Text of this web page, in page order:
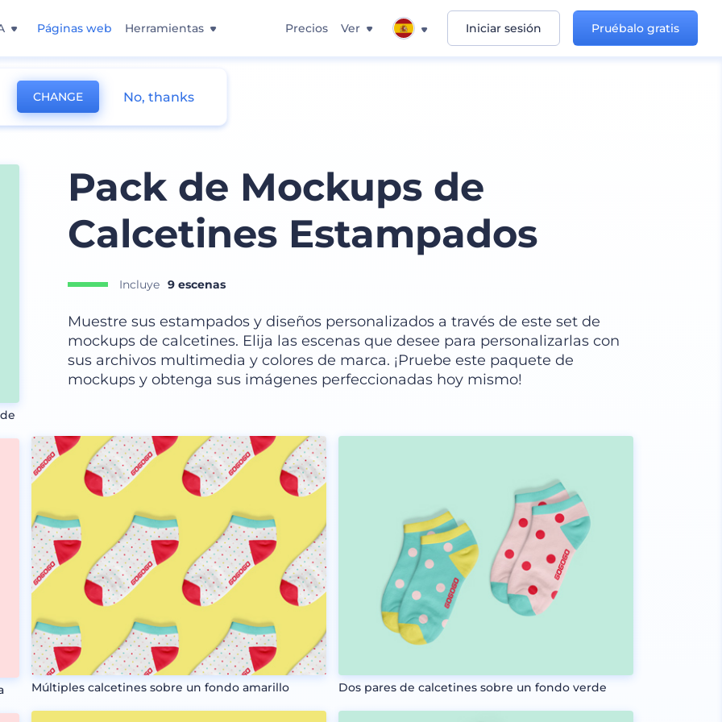
Páginas web Herramientas Precios Ver Iniciar sesión Pruébalo gratis
Pack de Mockups de
Calcetines Estampados
Incluye 9 escenas
Muestre sus estampados y diseños personalizados a través de este set de
mockups de calcetines. Elija las escenas que desee para personalizarlas con
sus archivos multimedia y colores de marca. ¡Pruebe este paquete de
mockups y obtenga sus imágenes perfeccionadas hoy mismo!
Múltiples calcetines sobre un fondo amarillo Dos pares de calcetines sobre un fondo verde
CHANGE No, thanks